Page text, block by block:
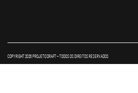
COPYRIGHT 2026 PROJETO DRAFT – TODOS OS DIREITOS RESERVADOS